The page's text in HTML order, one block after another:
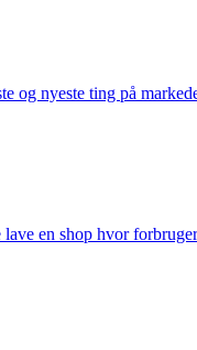
og nyeste ting på
en shop hvor